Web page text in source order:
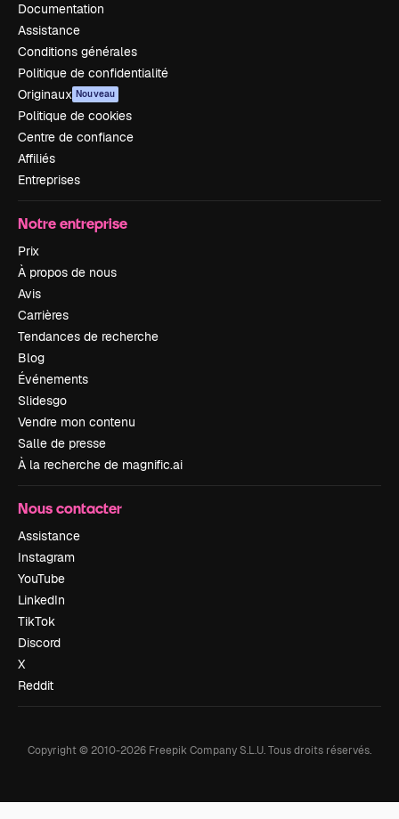
Documentation
Assistance
Conditions générales
Politique de confidentialité
Originaux Nouveau
Politique de cookies
Centre de confiance
Affiliés
Entreprises
Notre entreprise
Prix
À propos de nous
Avis
Carrières
Tendances de recherche
Blog
Événements
Slidesgo
Vendre mon contenu
Salle de presse
À la recherche de magnific.ai
Nous contacter
Assistance
Instagram
YouTube
LinkedIn
TikTok
Discord
X
Reddit
Copyright © 2010-2026 Freepik Company S.L.U.Tous droits réservés.